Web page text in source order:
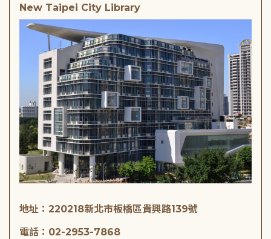
New Taipei City Library
地址：220218新北市板橋區貴興路139號
電話：02-2953-7868